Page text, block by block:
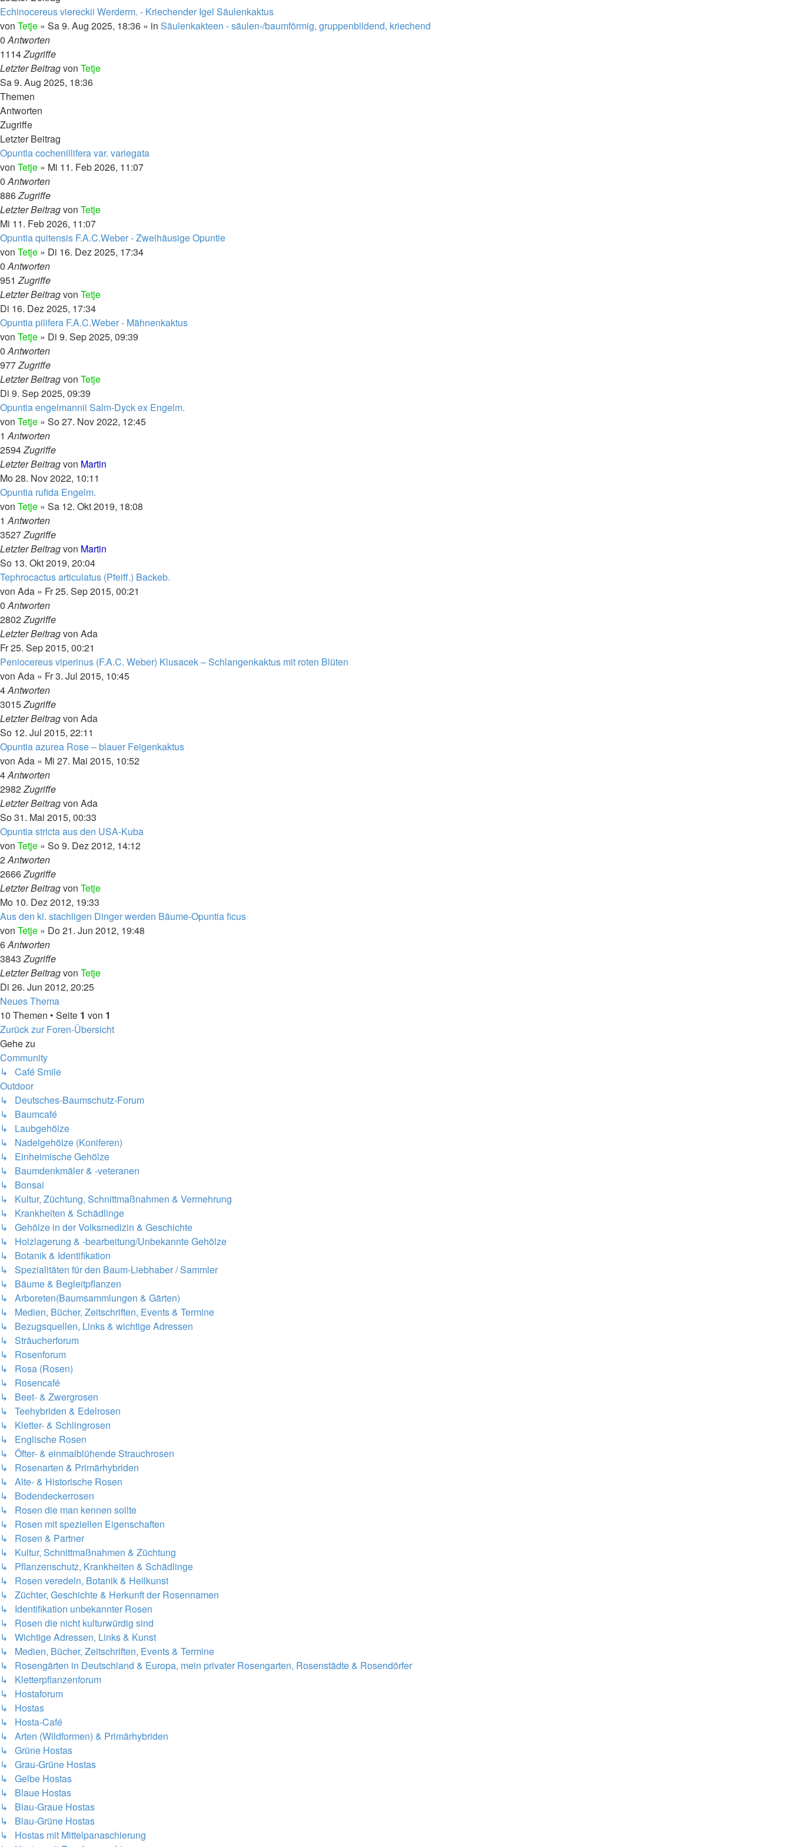
Echinocereus viereckii Werderm. - Kriechender Igel Säulenkaktus
von Tetje » Sa 9. Aug 2025, 18:36 » in Säulenkakteen - säulen-/baumförmig, gruppenbildend, kriechend
0Antworten
1114Zugriffe
Letzter Beitragvon Tetje
Sa 9. Aug 2025, 18:36
Themen
Antworten
Zugriffe
Letzter Beitrag
Opuntia cochenillifera var. variegata
von Tetje » Mi 11. Feb 2026, 11:07
0Antworten
886Zugriffe
Letzter Beitragvon Tetje
Mi 11. Feb 2026, 11:07
Opuntia quitensis F.A.C.Weber - Zweihäusige Opuntie
von Tetje » Di 16. Dez 2025, 17:34
0Antworten
951Zugriffe
Letzter Beitragvon Tetje
Di 16. Dez 2025, 17:34
Opuntia pilifera F.A.C.Weber - Mähnenkaktus
von Tetje » Di 9. Sep 2025, 09:39
0Antworten
977Zugriffe
Letzter Beitragvon Tetje
Di 9. Sep 2025, 09:39
Opuntia engelmannii Salm-Dyck ex Engelm.
von Tetje » So 27. Nov 2022, 12:45
1Antworten
2594Zugriffe
Letzter Beitragvon Martin
Mo 28. Nov 2022, 10:11
Opuntia rufida Engelm.
von Tetje » Sa 12. Okt 2019, 18:08
1Antworten
3527Zugriffe
Letzter Beitragvon Martin
So 13. Okt 2019, 20:04
Tephrocactus articulatus (Pfeiff.) Backeb.
von Ada » Fr 25. Sep 2015, 00:21
0Antworten
2802Zugriffe
Letzter Beitragvon Ada
Fr 25. Sep 2015, 00:21
Peniocereus viperinus (F.A.C. Weber) Klusacek – Schlangenkaktus mit roten Blüten
von Ada » Fr 3. Jul 2015, 10:45
4Antworten
3015Zugriffe
Letzter Beitragvon Ada
So 12. Jul 2015, 22:11
Opuntia azurea Rose – blauer Feigenkaktus
von Ada » Mi 27. Mai 2015, 10:52
4Antworten
2982Zugriffe
Letzter Beitragvon Ada
So 31. Mai 2015, 00:33
Opuntia stricta aus den USA-Kuba
von Tetje » So 9. Dez 2012, 14:12
2Antworten
2666Zugriffe
Letzter Beitragvon Tetje
Mo 10. Dez 2012, 19:33
Aus den kl. stachligen Dinger werden Bäume-Opuntia ficus
von Tetje » Do 21. Jun 2012, 19:48
6Antworten
3843Zugriffe
Letzter Beitragvon Tetje
Di 26. Jun 2012, 20:25
Neues Thema
10 Themen • Seite 1 von 1
Zurück zur Foren-Übersicht
Gehe zu
Community
↳ Café Smile
Outdoor
↳ Deutsches-Baumschutz-Forum
↳ Baumcafé
↳ Laubgehölze
↳ Nadelgehölze (Koniferen)
↳ Einheimische Gehölze
↳ Baumdenkmäler & -veteranen
↳ Bonsai
↳ Kultur, Züchtung, Schnittmaßnahmen & Vermehrung
↳ Krankheiten & Schädlinge
↳ Gehölze in der Volksmedizin & Geschichte
↳ Holzlagerung & -bearbeitung/Unbekannte Gehölze
↳ Botanik & Identifikation
↳ Spezialitäten für den Baum-Liebhaber / Sammler
↳ Bäume & Begleitpflanzen
↳ Arboreten(Baumsammlungen & Gärten)
↳ Medien, Bücher, Zeitschriften, Events & Termine
↳ Bezugsquellen, Links & wichtige Adressen
↳ Sträucherforum
↳ Rosenforum
↳ Rosa (Rosen)
↳ Rosencafé
↳ Beet- & Zwergrosen
↳ Teehybriden & Edelrosen
↳ Kletter- & Schlingrosen
↳ Englische Rosen
↳ Öfter- & einmalblühende Strauchrosen
↳ Rosenarten & Primärhybriden
↳ Alte- & Historische Rosen
↳ Bodendeckerrosen
↳ Rosen die man kennen sollte
↳ Rosen mit speziellen Eigenschaften
↳ Rosen & Partner
↳ Kultur, Schnittmaßnahmen & Züchtung
↳ Pflanzenschutz, Krankheiten & Schädlinge
↳ Rosen veredeln, Botanik & Heilkunst
↳ Züchter, Geschichte & Herkunft der Rosennamen
↳ Identifikation unbekannter Rosen
↳ Rosen die nicht kulturwürdig sind
↳ Wichtige Adressen, Links & Kunst
↳ Medien, Bücher, Zeitschriften, Events & Termine
↳ Rosengärten in Deutschland & Europa, mein privater Rosengarten, Rosenstädte & Rosendörfer
↳ Kletterpflanzenforum
↳ Hostaforum
↳ Hostas
↳ Hosta-Café
↳ Arten (Wildformen) & Primärhybriden
↳ Grüne Hostas
↳ Grau-Grüne Hostas
↳ Gelbe Hostas
↳ Blaue Hostas
↳ Blau-Graue Hostas
↳ Blau-Grüne Hostas
↳ Hostas mit Mittelpanaschierung